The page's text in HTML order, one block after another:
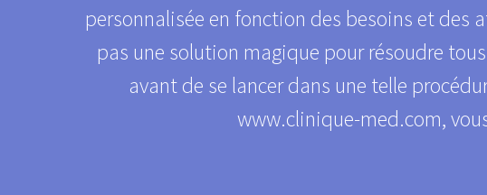
personnalisée en fonction des besoins et
pas une solution magique pour résoudre
avant de se lancer dans une telle
www.clinique-med.com,